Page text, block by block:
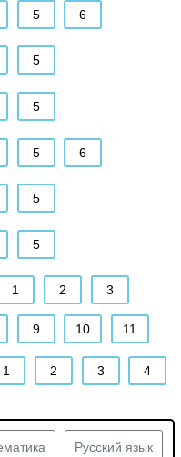
5 6
5
5
5 6
5
5
1 2 3
9 10 11
1 2 3 4
Русский язык